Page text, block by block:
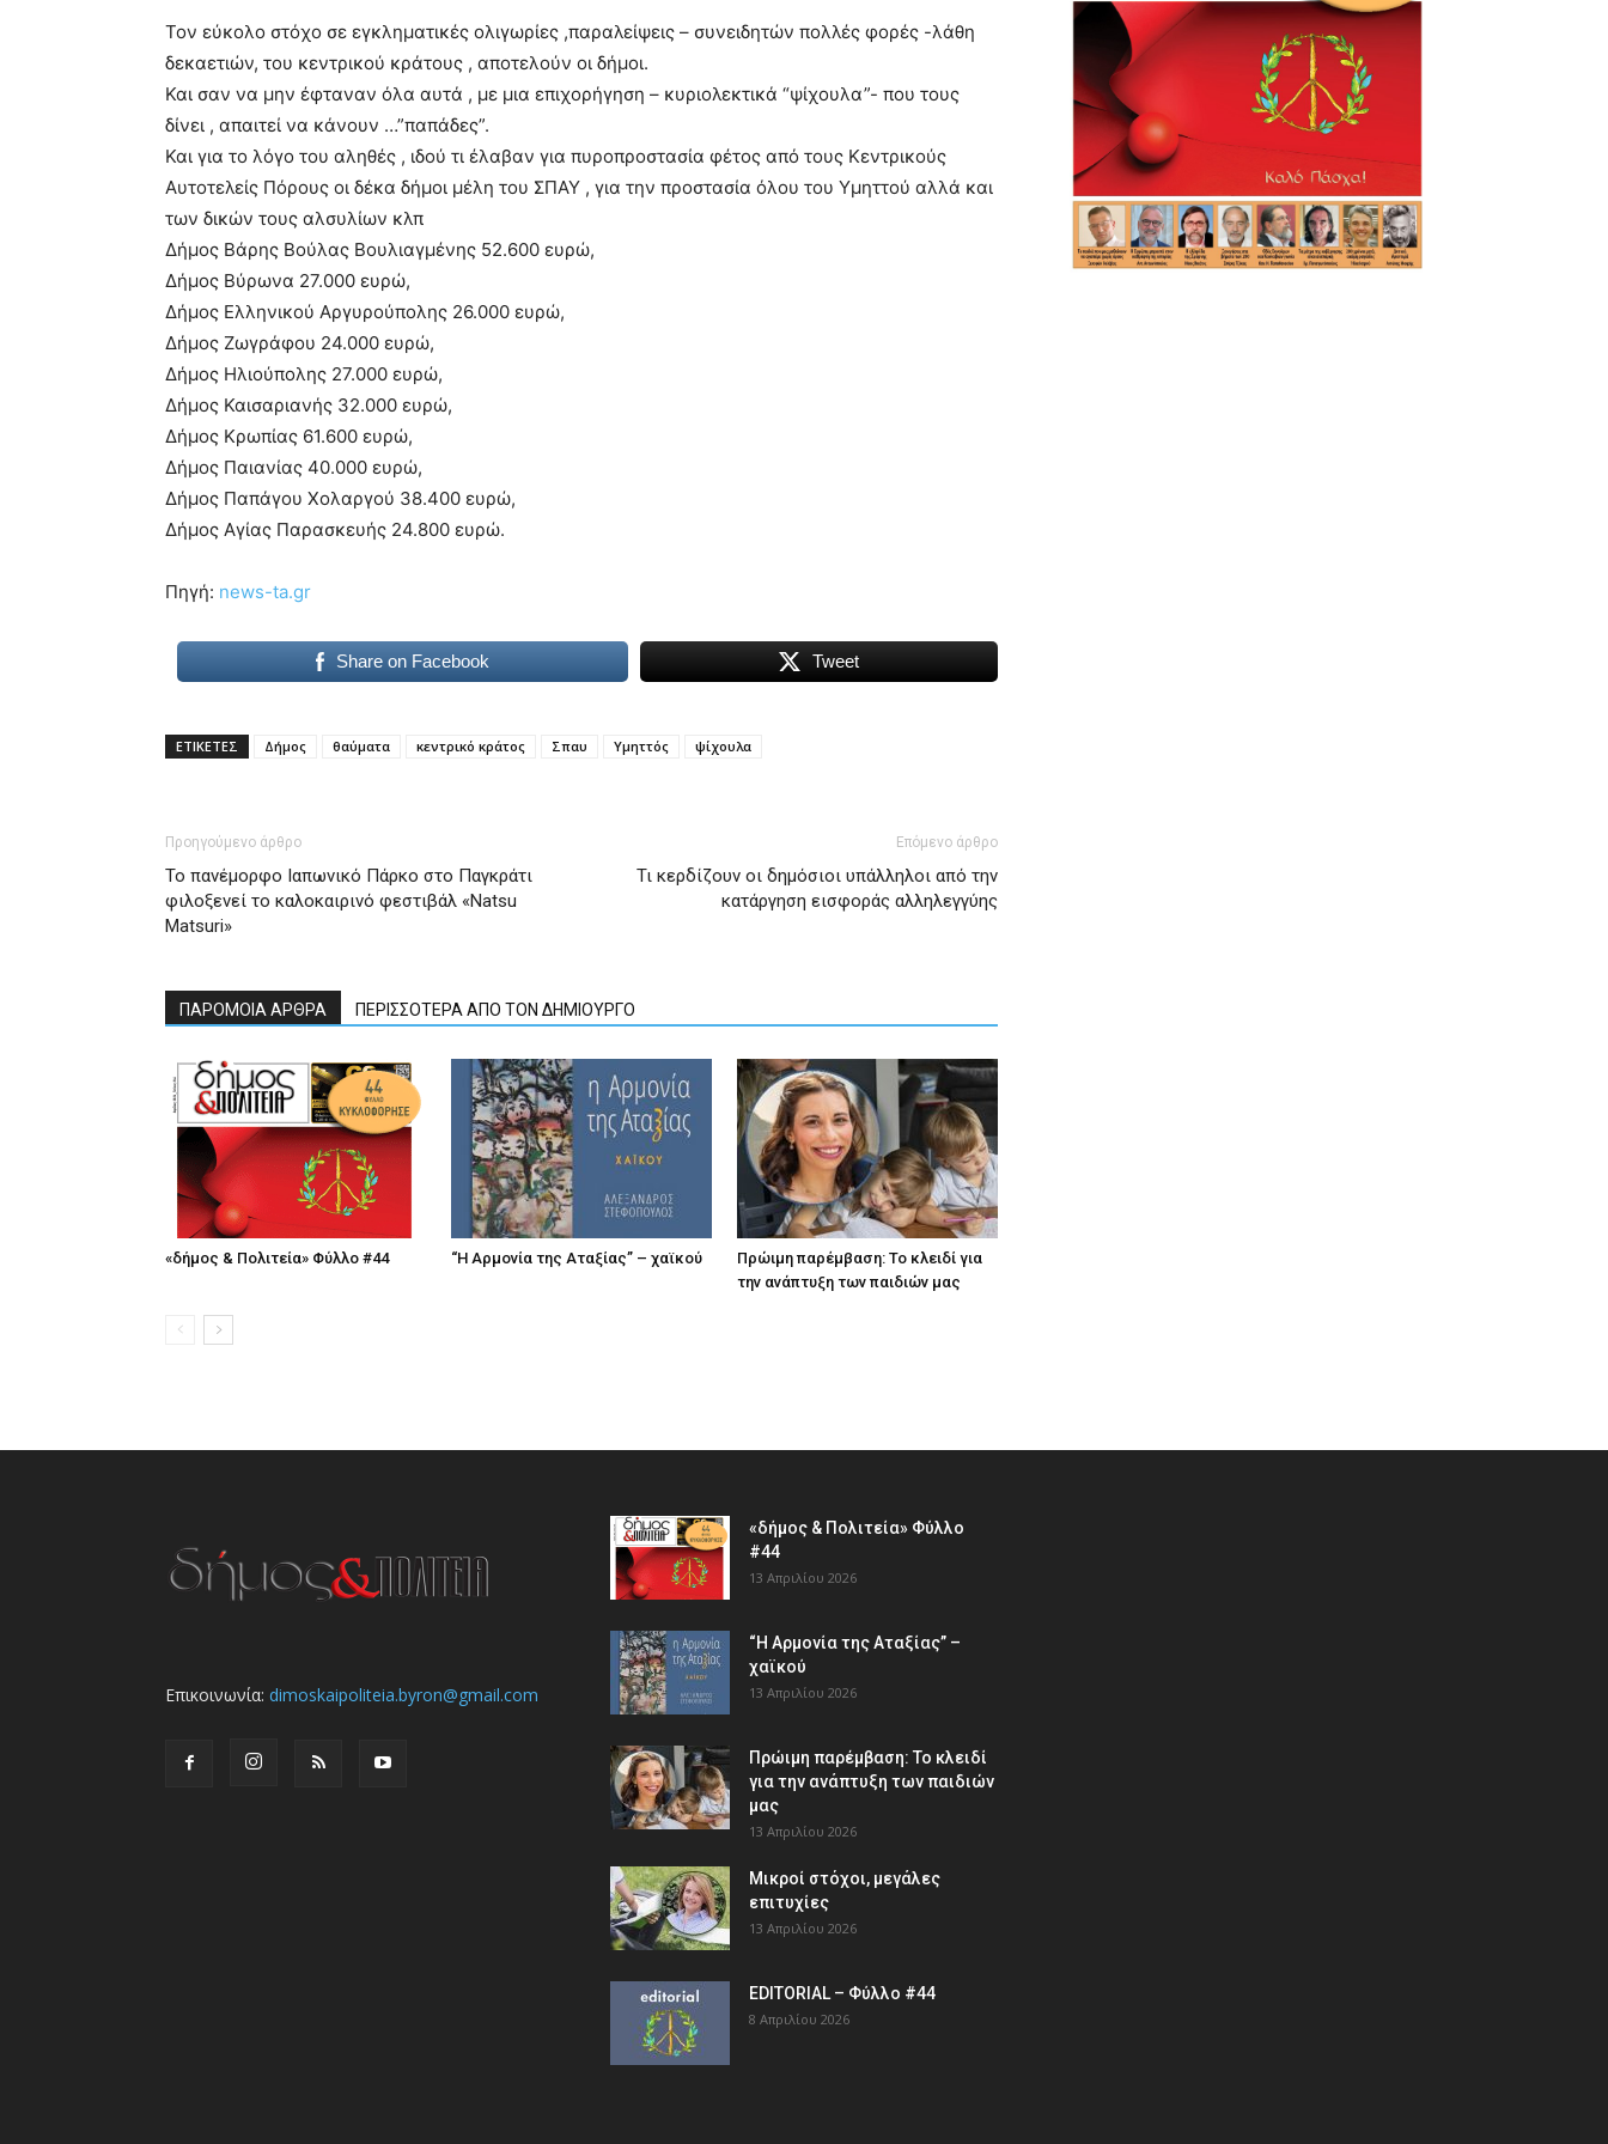
blonde
very
hot
cam
show.desi
brandi
lyons
teaches
you
the
meaning
of
pain.
pornhun
hd
porn
Τον εύκολο στόχο σε εγκληματικές ολιγωρίες ,παραλείψεις – συνειδητών πολλές φορές -λάθη
δεκαετιών, του κεντρικού κράτους , αποτελούν οι δήμοι.
Και σαν να μην έφταναν όλα αυτά , με μια επιχορήγηση – κυριολεκτικά “ψίχουλα”- που τους
δίνει , απαιτεί να κάνουν …”παπάδες”.
Και για το λόγο του αληθές , ιδού τι έλαβαν για πυροπροστασία φέτος από τους Κεντρικούς
Αυτοτελείς Πόρους οι δέκα δήμοι μέλη του ΣΠΑΥ , για την προστασία όλου του Υμηττού αλλά και
των δικών τους αλσυλίων κλπ
Δήμος Βάρης Βούλας Βουλιαγμένης 52.600 ευρώ,
Δήμος Βύρωνα 27.000 ευρώ,
Δήμος Ελληνικού Αργυρούπολης 26.000 ευρώ,
Δήμος Ζωγράφου 24.000 ευρώ,
Δήμος Ηλιούπολης 27.000 ευρώ,
Δήμος Καισαριανής 32.000 ευρώ,
Δήμος Κρωπίας 61.600 ευρώ,
Δήμος Παιανίας 40.000 ευρώ,
Δήμος Παπάγου Χολαργού 38.400 ευρώ,
Δήμος Αγίας Παρασκευής 24.800 ευρώ.
Πηγή: news-ta.gr
Share on Facebook Tweet
ΕΤΙΚΕΤΕΣ Δήμος θαύματα κεντρικό κράτος Σπαυ Υμηττός ψίχουλα
Προηγούμενο άρθρο
Το πανέμορφο Ιαπωνικό Πάρκο στο Παγκράτι
φιλοξενεί το καλοκαιρινό φεστιβάλ «Natsu
Matsuri»
Επόμενο άρθρο
Τι κερδίζουν οι δημόσιοι υπάλληλοι από την
κατάργηση εισφοράς αλληλεγγύης
ΠΑΡΟΜΟΙΑ ΑΡΘΡΑ ΠΕΡΙΣΣΟΤΕΡΑ ΑΠΟ ΤΟΝ ΔΗΜΙΟΥΡΓΟ
«δήμος & Πολιτεία» Φύλλο #44 “Η Αρμονία της Αταξίας” – χαϊκού
Πρώιμη παρέμβαση: Το κλειδί για
την ανάπτυξη των παιδιών µας
Επικοινωνία: dimoskaipoliteia.byron@gmail.com
«δήμος & Πολιτεία» Φύλλο
#44
13 Απριλίου 2026
“Η Αρμονία της Αταξίας” –
χαϊκού
13 Απριλίου 2026
Πρώιμη παρέμβαση: Το κλειδί
για την ανάπτυξη των παιδιών
µας
13 Απριλίου 2026
Μικροί στόχοι, μεγάλες
επιτυχίες
13 Απριλίου 2026
EDITORIAL – Φύλλο #44
8 Απριλίου 2026